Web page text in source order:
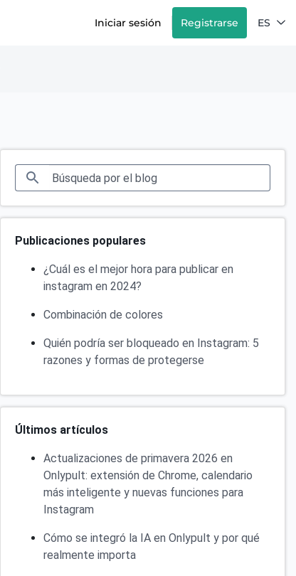
Iniciar sesión Registrarse ES
Publicaciones populares
¿Cuál es el mejor hora para publicar en
instagram en 2024?
Combinación de colores
Quién podría ser bloqueado en Instagram: 5
razones y formas de protegerse
Últimos artículos
Actualizaciones de primavera 2026 en
Onlypult: extensión de Chrome, calendario
más inteligente y nuevas funciones para
Instagram
Cómo se integró la IA en Onlypult y por qué
realmente importa